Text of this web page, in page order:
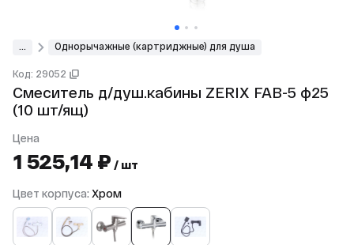
Однорычажные (картриджные) для душа
Код: 29052
Смеситель д/душ.кабины ZERIX FAB-5 ф25
(10 шт/ящ)
Цена
1 525,14 ₽ / шт
Цвет корпуса: Хром